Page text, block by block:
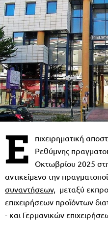
Ε
πιχειρηματική
Ρεθύμνης
Οκτωβρίου 2025
αντικείμενο την
συναντήσεων, μεταξύ
επιχειρήσεων προϊόντων
- και Γερμανικών